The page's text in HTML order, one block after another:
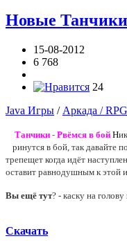
Новые
15-08-2012
6 768
24
Java Игры / Аркада / RPG
Танчики - Рвёмся в бой Н
ринутся в бой, так давайте
трепещет когда идёт
оставит равнодушным к этой
Вы ещё тут? - каску на голову
Скачать